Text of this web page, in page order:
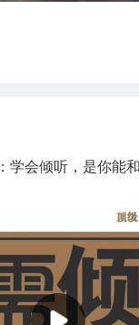
学会倾听，是你能